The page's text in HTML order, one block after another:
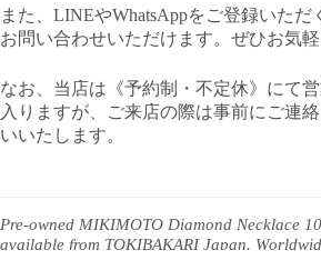
また、LINEやWhatsAppをご登録いただ
お問い合わせいただけます。ぜひお気軽
なお、当店は《予約制・不定休》にて
入りますが、ご来店の際は事前にご連
いいたします。
Pre-owned MIKIMOTO Diamond Necklace
available from TOKIBAKARI Japan.